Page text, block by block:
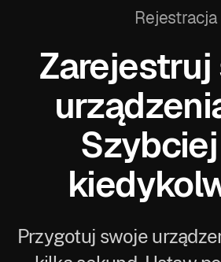
Rejestracja
Przygotuj swoje